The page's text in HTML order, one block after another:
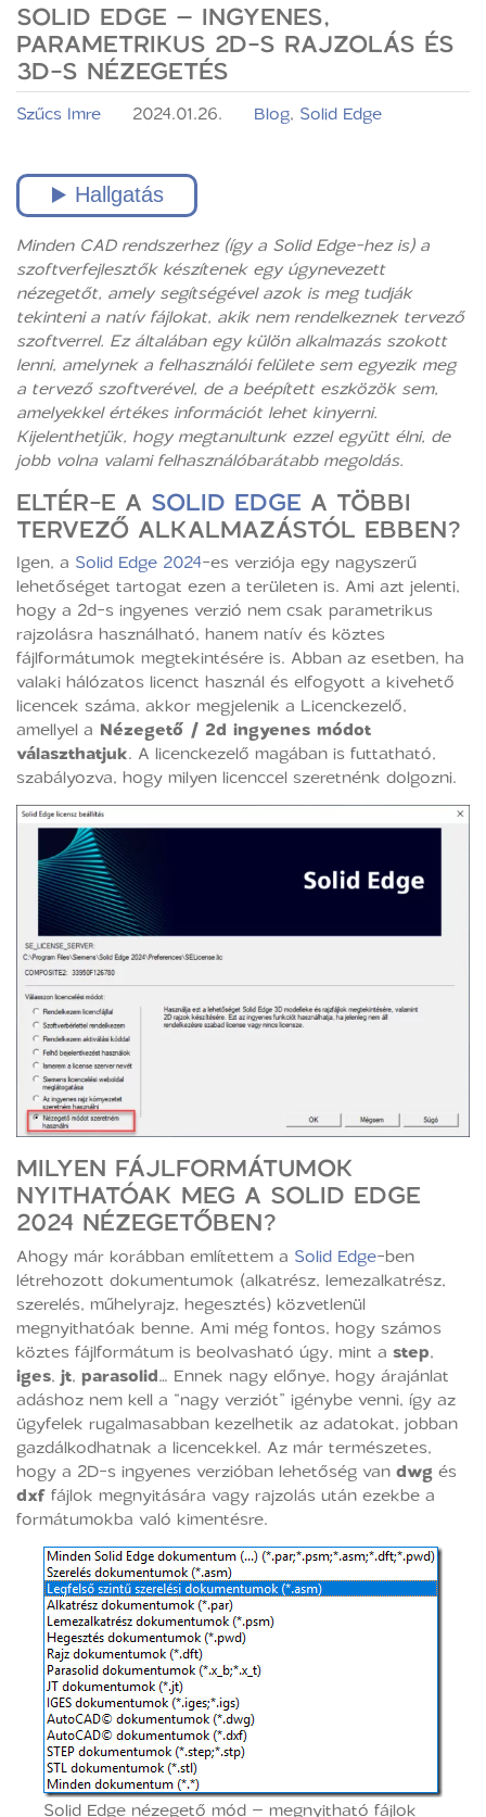
SOLID EDGE – INGYENES,
PARAMETRIKUS 2D-S RAJZOLÁS ÉS
3D-S NÉZEGETÉS
Szűcs Imre 2024.01.26. Blog, Solid Edge
Minden CAD rendszerhez (így a Solid Edge-hez is) a
szoftverfejlesztők készítenek egy úgynevezett
nézegetőt, amely segítségével azok is meg tudják
tekinteni a natív fájlokat, akik nem rendelkeznek tervező
szoftverrel. Ez általában egy külön alkalmazás szokott
lenni, amelynek a felhasználói felülete sem egyezik meg
a tervező szoftverével, de a beépített eszközök sem,
amelyekkel értékes információt lehet kinyerni.
Kijelenthetjük, hogy megtanultunk ezzel együtt élni, de
jobb volna valami felhasználóbarátabb megoldás.
ELTÉR-E A SOLID EDGE A TÖBBI
TERVEZŐ ALKALMAZÁSTÓL EBBEN?
Igen, a Solid Edge 2024-es verziója egy nagyszerű
lehetőséget tartogat ezen a területen is. Ami azt jelenti,
hogy a 2d-s ingyenes verzió nem csak parametrikus
rajzolásra használható, hanem natív és köztes
fájlformátumok megtekintésére is. Abban az esetben, ha
valaki hálózatos licenct használ és elfogyott a kivehető
licencek száma, akkor megjelenik a Licenckezelő,
amellyel a Nézegető / 2d ingyenes módot
választhatjuk. A licenckezelő magában is futtatható,
szabályozva, hogy milyen licenccel szeretnénk dolgozni.
MILYEN FÁJLFORMÁTUMOK
NYITHATÓAK MEG A SOLID EDGE
2024 NÉZEGETŐBEN?
Ahogy már korábban említettem a Solid Edge-ben
létrehozott dokumentumok (alkatrész, lemezalkatrész,
szerelés, műhelyrajz, hegesztés) közvetlenül
megnyithatóak benne. Ami még fontos, hogy számos
köztes fájlformátum is beolvasható úgy, mint a step,
iges, jt, parasolid… Ennek nagy előnye, hogy árajánlat
adáshoz nem kell a “nagy verziót” igénybe venni, így az
ügyfelek rugalmasabban kezelhetik az adatokat, jobban
gazdálkodhatnak a licencekkel. Az már természetes,
hogy a 2D-s ingyenes verzióban lehetőség vandwgés
dxffájlok megnyitására vagy rajzolás után ezekbe a
formátumokba való kimentésre.
Solid Edge nézegető mód – megnyitható fájlok